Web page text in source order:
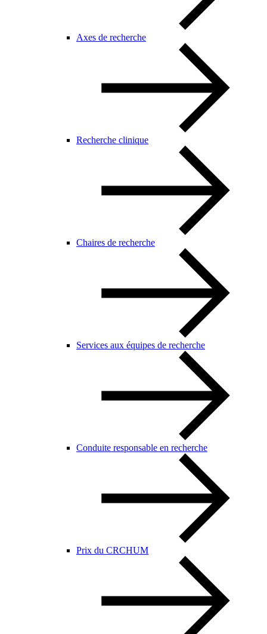
Axes de recherche
Recherche clinique
Chaires de recherche
Services aux équipes de recherche
Conduite responsable en recherche
Prix du CRCHUM